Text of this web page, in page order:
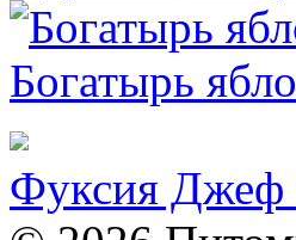
Богатырь
Фуксия Джеф